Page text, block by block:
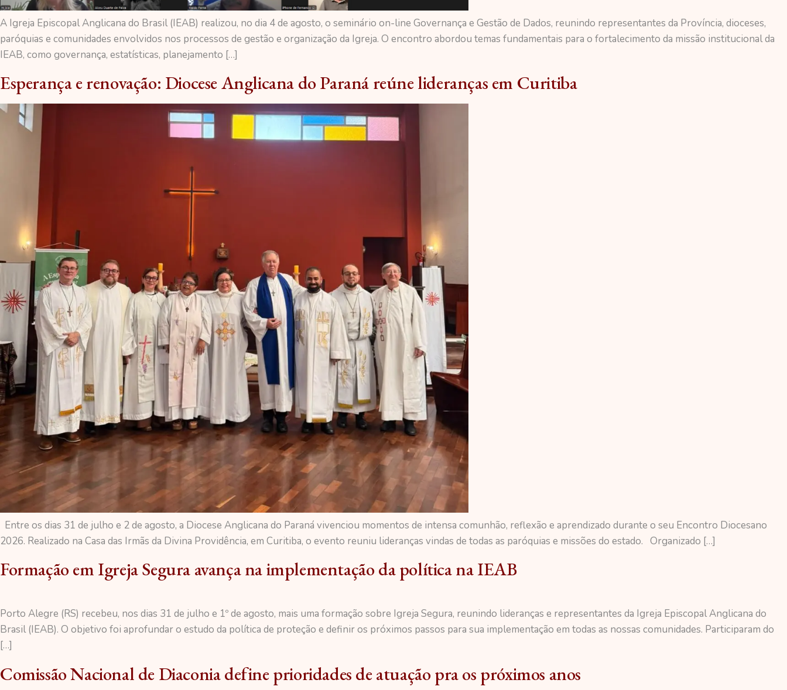
A Igreja Episcopal Anglicana do Brasil (IEAB) realizou, no dia 4 de agosto, o seminário on-line Governança e Gestão de Dados, reunindo representantes da Província, dioceses,
paróquias e comunidades envolvidos nos processos de gestão e organização da Igreja. O encontro abordou temas fundamentais para o fortalecimento da missão institucional da
IEAB, como governança, estatísticas, planejamento […]
Esperança e renovação: Diocese Anglicana do Paraná reúne lideranças em Curitiba
Entre os dias 31 de julho e 2 de agosto, a Diocese Anglicana do Paraná vivenciou momentos de intensa comunhão, reflexão e aprendizado durante o seu Encontro Diocesano
2026. Realizado na Casa das Irmãs da Divina Providência, em Curitiba, o evento reuniu lideranças vindas de todas as paróquias e missões do estado. Organizado […]
Formação em Igreja Segura avança na implementação da política na IEAB
Porto Alegre (RS) recebeu, nos dias 31 de julho e 1º de agosto, mais uma formação sobre Igreja Segura, reunindo lideranças e representantes da Igreja Episcopal Anglicana do
Brasil (IEAB). O objetivo foi aprofundar o estudo da política de proteção e definir os próximos passos para sua implementação em todas as nossas comunidades. Participaram do
[…]
Comissão Nacional de Diaconia define prioridades de atuação pra os próximos anos